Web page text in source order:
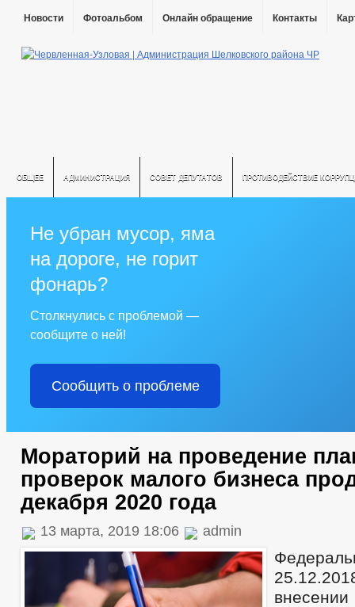
Новости Фотоальбом Онлайн обращение Контакты
ОБЩЕЕ АДМИНИСТРАЦИЯ СОВЕТ ДЕПУТАТОВ ПРОТИВОДЕЙСТВИЕ
Не убран мусор, яма
на дороге, не горит
фонарь?
Столкнулись с проблемой —
сообщите о ней!
Сообщить о проблеме
Мораторий на проведение
проверок малого бизнеса
декабря 2020 года
13 марта, 2019 18:06 admin